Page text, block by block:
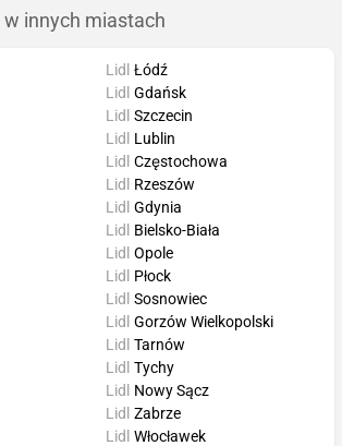
w innych miastach
Lidl Łódź
Lidl Gdańsk
Lidl Szczecin
Lidl
Lublin
Lidl Częstochowa
Lidl
Rzeszów
Lidl Gdynia
Lidl
Bielsko-Biała
Lidl Opole
Lidl
Płock
Lidl Sosnowiec
Lidl Gorzów Wielkopolski
Lidl Tarnów
Lidl Tychy
Lidl
Nowy Sącz
Lidl Zabrze
Lidl Włocławek